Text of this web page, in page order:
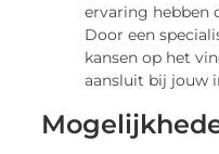
ervaring hebben
Door een
kansen op het
aansluit bij jouw